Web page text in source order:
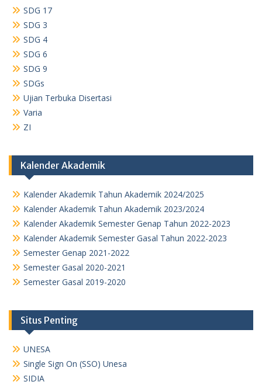
SDG 17
SDG 3
SDG 4
SDG 6
SDG 9
SDGs
Ujian Terbuka Disertasi
Varia
ZI
Kalender Akademik
Kalender Akademik Tahun Akademik 2024/2025
Kalender Akademik Tahun Akademik 2023/2024
Kalender Akademik Semester Genap Tahun 2022-2023
Kalender Akademik Semester Gasal Tahun 2022-2023
Semester Genap 2021-2022
Semester Gasal 2020-2021
Semester Gasal 2019-2020
Situs Penting
UNESA
Single Sign On (SSO) Unesa
SIDIA